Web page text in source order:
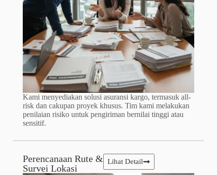
Kami menyediakan solusi asuransi kargo, termasuk all-
risk dan cakupan proyek khusus. Tim kami melakukan
penilaian risiko untuk pengiriman bernilai tinggi atau
sensitif.
Perencanaan Rute &
Survei Lokasi​​
Lihat Detail